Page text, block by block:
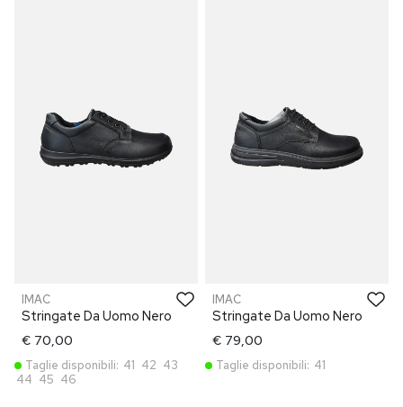
IMAC
Stringate Da Uomo Nero
€ 70,00
Taglie disponibili: 41 42 43
44 45 46
IMAC
Stringate Da Uomo Nero
€ 79,00
Taglie disponibili: 41